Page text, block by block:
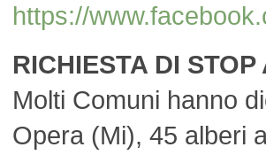
https://
RICHIESTA DI
Molti Comuni hanno
Opera (Mi), 45 alberi